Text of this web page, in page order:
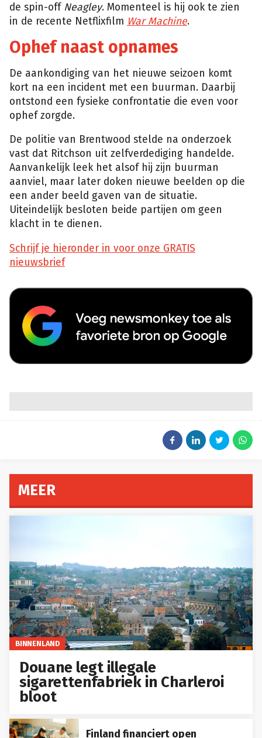
de spin-off Neagley. Momenteel is hij ook te zien
in de recente Netflixfilm War Machine.
Ophef naast opnames
De aankondiging van het nieuwe seizoen komt
kort na een incident met een buurman. Daarbij
ontstond een fysieke confrontatie die even voor
ophef zorgde.
De politie van Brentwood stelde na onderzoek
vast dat Ritchson uit zelfverdediging handelde.
Aanvankelijk leek het alsof hij zijn buurman
aanviel, maar later doken nieuwe beelden op die
een ander beeld gaven van de situatie.
Uiteindelijk besloten beide partijen om geen
klacht in te dienen.
Schrijf je hieronder in voor onze GRATIS
nieuwsbrief
MEER
BINNENLAND
Douane legt illegale
sigarettenfabriek in Charleroi
bloot
Finland financiert open